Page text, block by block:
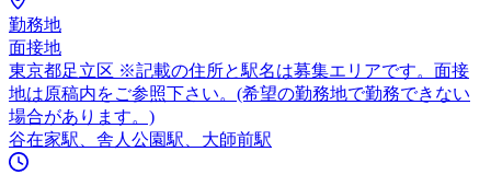
勤務地
面接地
東京都足立区 ※記載の住所と駅名は募集エリアです。面接
地は原稿内をご参照下さい。(希望の勤務地で勤務できない
場合があります。)
谷在家駅、舎人公園駅、大師前駅